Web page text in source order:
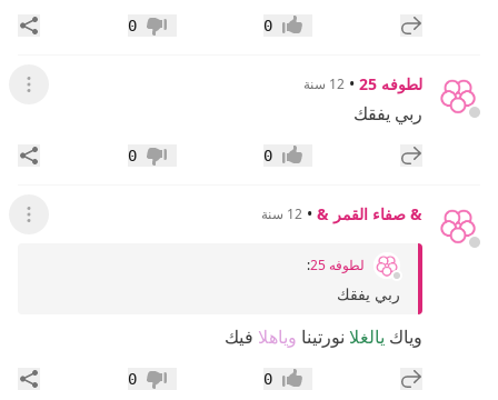
إضافة رد جديد إعجاب0 عدم إعجاب
0
لطوفه 25 • 12 سنة عرض
ربي يفقك
إضافة رد جديد إعجاب0 عدم إعجاب
0
& صفاء القمر & • 12 سنة عرض
لطوفه 25 :
ربي يفقك
وياك يالغلا نورتينا وياهلا فيك
إضافة رد جديد إعجاب0 عدم إعجاب
0